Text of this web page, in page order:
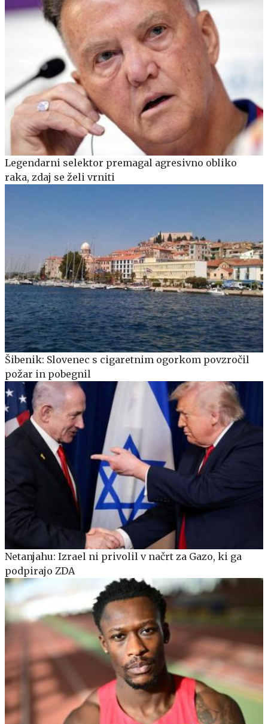
Legendarni selektor premagal agresivno obliko
raka, zdaj se želi vrniti
Šibenik: Slovenec s cigaretnim ogorkom povzročil
požar in pobegnil
Netanjahu: Izrael ni privolil v načrt za Gazo, ki ga
podpirajo ZDA